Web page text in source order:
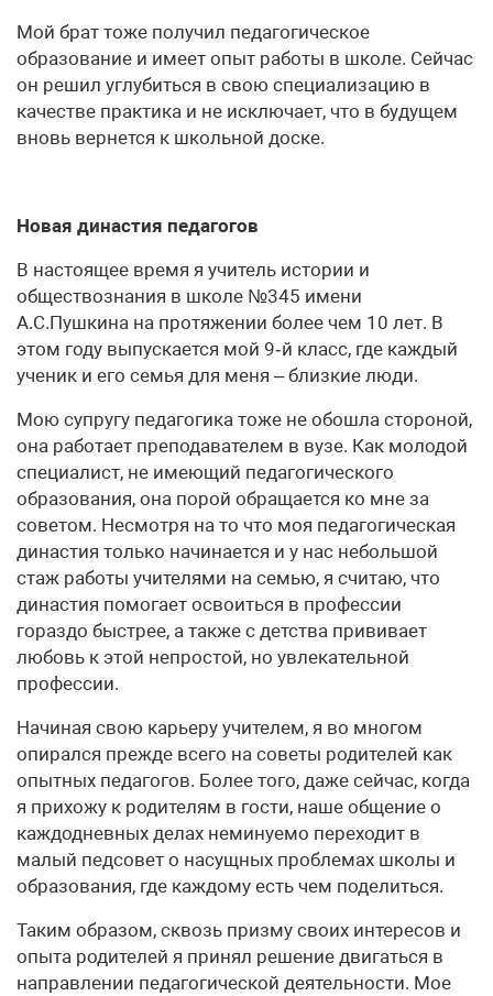
Мой брат тоже получил педагогическое
образование и имеет опыт работы в школе. Сейчас
он решил углубиться в свою специализацию в
качестве практика и не исключает, что в будущем
вновь вернется к школьной доске.
Новая династия педагогов
В настоящее время я учитель истории и
обществознания в школе №345 имени
А.С.Пушкина на протяжении более чем 10 лет. В
этом году выпускается мой 9‑й класс, где каждый
ученик и его семья для меня – близкие люди.
Мою супругу педагогика тоже не обошла стороной,
она работает преподавателем в вузе. Как молодой
специалист, не имеющий педагогического
образования, она порой обращается ко мне за
советом. Несмотря на то что моя педагогическая
династия только начинается и у нас небольшой
стаж работы учителями на семью, я считаю, что
династия помогает освоиться в профессии
гораздо быстрее, а также с детства прививает
любовь к этой непростой, но увлекательной
профессии.
Начиная свою карьеру учителем, я во многом
опирался прежде всего на советы родителей как
опытных педагогов. Более того, даже сейчас, когда
я прихожу к родителям в гости, наше общение о
каждодневных делах неминуемо переходит в
малый педсовет о насущных проблемах школы и
образования, где каждому есть чем поделиться.
Таким образом, сквозь призму своих интересов и
опыта родителей я принял решение двигаться в
направлении педагогической деятельности. Мое